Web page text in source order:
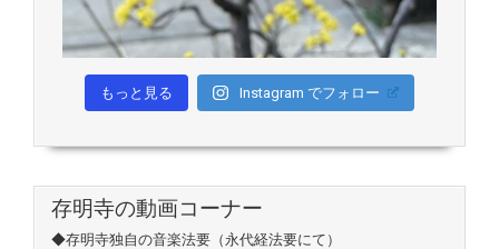
もっと見る Instagram でフォロー
存明寺の動画コーナー
◆存明寺独自の音楽法要（永代経法要にて）